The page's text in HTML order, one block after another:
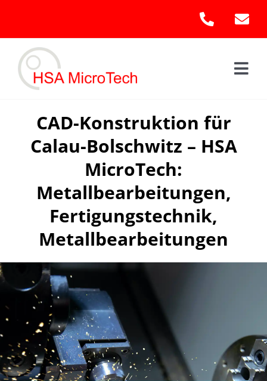
content
CAD-Konstruktion für
Calau-Bolschwitz – HSA
MicroTech:
Metallbearbeitungen,
Fertigungstechnik,
Metallbearbeitungen